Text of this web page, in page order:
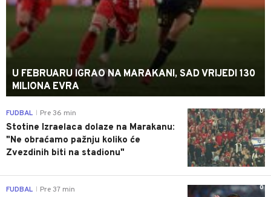
U FEBRUARU IGRAO NA MARAKANI, SAD VRIJEDI 130
MILIONA EVRA
0
FUDBAL Pre 36 min
Stotine Izraelaca dolaze na Marakanu:
"Ne obraćamo pažnju koliko će
Zvezdinih biti na stadionu"
0
FUDBAL Pre 37 min